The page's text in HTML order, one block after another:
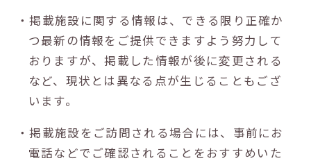
・掲載施設に関する情報は、できる限り正確か
つ最新の情報をご提供できますよう努力して
おりますが、掲載した情報が後に変更される
など、現状とは異なる点が生じることもござ
います。
・掲載施設をご訪問される場合には、事前にお
電話などでご確認されることをおすすめいた